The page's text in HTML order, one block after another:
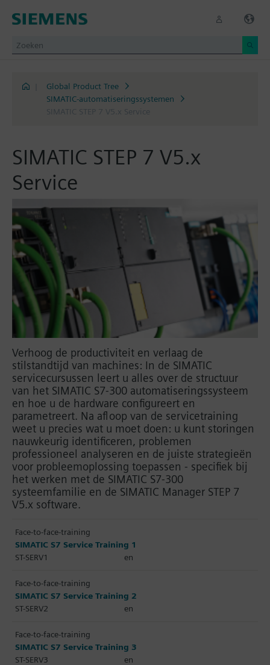
Global Product Tree
SIMATIC-automatiseringssystemen
SIMATIC STEP 7 V5.x Service
SIMATIC STEP 7 V5.x
Service
Verhoog de productiviteit en verlaag de
stilstandtijd van machines: In de SIMATIC
servicecursussen leert u alles over de structuur
van het SIMATIC S7-300 automatiseringssysteem
en hoe u de hardware configureert en
parametreert. Na afloop van de servicetraining
weet u precies wat u moet doen: u kunt storingen
nauwkeurig identificeren, problemen
professioneel analyseren en de juiste strategieën
voor probleemoplossing toepassen - specifiek bij
het werken met de SIMATIC S7-300
systeemfamilie en de SIMATIC Manager STEP 7
V5.x software.
Face-to-face-training
SIMATIC S7 Service Training 1
ST-SERV1
en
Face-to-face-training
SIMATIC S7 Service Training 2
ST-SERV2
en
Face-to-face-training
SIMATIC S7 Service Training 3
ST-SERV3
en